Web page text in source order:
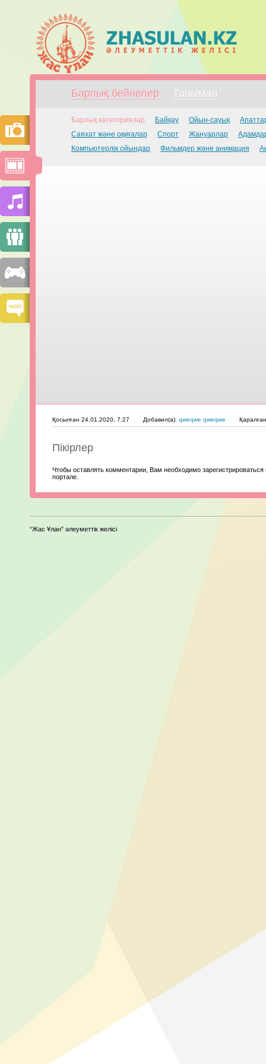
Барлық бейнелер Танымал
Барлық категориялар Байқау Ойын-сауық
Саяхат және оқиғалар
Спорт Жануарлар
Компьютерлік ойындар
Фильмдер және анимация
Қосылған 24.01.2020, 7:27 Добавил(а): qweqwe qweqwe
Пікірлер
Чтобы оставлять комментарии, Вам необходимо зарегистрироваться
портале.
“Жас Ұлан” әлеуметтік желісі